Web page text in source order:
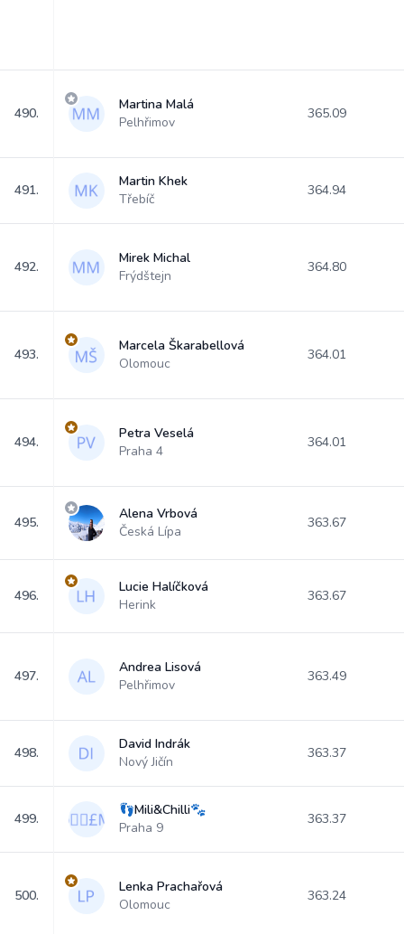
490.
Martina Malá
Pelhřimov
365.09
491.
Martin Khek
Třebíč
364.94
492.
Mirek Michal
Frýdštejn
364.80
493.
Marcela Škarabellová
Olomouc
364.01
494.
Petra Veselá
Praha 4
364.01
495.
Alena Vrbová
Česká Lípa
363.67
496.
Lucie Halíčková
Herink
363.67
497.
Andrea Lisová
Pelhřimov
363.49
498.
David Indrák
Nový Jičín
363.37
499.
👣Mili&Chilli🐾
Praha 9
363.37
500.
Lenka Prachařová
Olomouc
363.24